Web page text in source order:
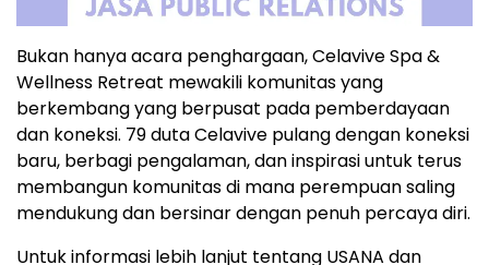
Bukan hanya acara penghargaan, Celavive Spa &
Wellness Retreat mewakili komunitas yang
berkembang yang berpusat pada pemberdayaan
dan koneksi. 79 duta Celavive pulang dengan koneksi
baru, berbagi pengalaman, dan inspirasi untuk terus
membangun komunitas di mana perempuan saling
mendukung dan bersinar dengan penuh percaya diri.
Untuk informasi lebih lanjut tentang USANA dan